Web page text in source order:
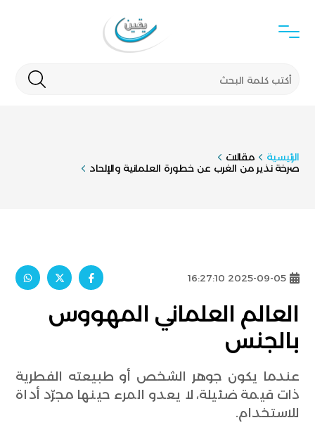
الرئيسية
مقالات
صرخة نذير من الغرب عن خطورة العلمانية والإلحاد
2025-09-05 16:27:10
العالم العلماني المهووس
بالجنس
عندما يكون جوهر الشخص أو طبيعته الفطرية
ذات قيمة ضئيلة، لا يعدو المرء حينها مجرّد أداة
للاستخدام.